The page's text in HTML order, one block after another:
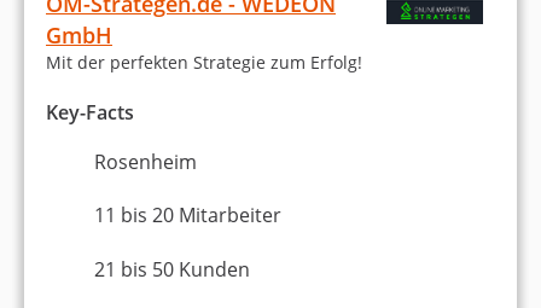
GmbH
Mit der perfekten Strategie zum Erfolg!
Key-Facts
Rosenheim
11 bis 20 Mitarbeiter
21 bis 50 Kunden